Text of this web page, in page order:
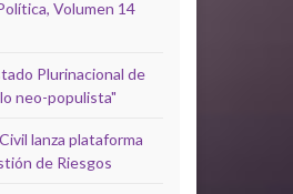
Volumen 14
Plurinacional de
neo-populista"
lanza plataforma
de Riesgos